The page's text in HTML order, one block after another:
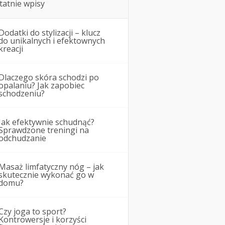
wpisy
do stylizacji – klucz
unikalnych i efektownych
skóra schodzi po
Jak zapobiec
efektywnie schudnąć?
treningi na
limfatyczny nóg – jak
wykonać go w
joga to sport?
i korzyści